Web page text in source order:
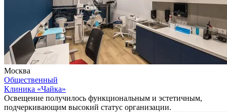
Москва
Общественный
Клиника «Чайка»
Освещение получилось функциональным и эстетичным,
подчеркивающим высокий статус организации.